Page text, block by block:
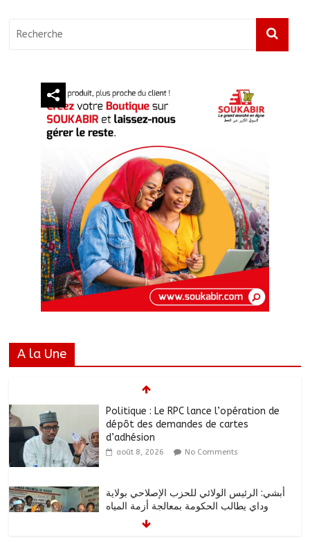
A la Une
Politique : Le RPC lance l’opération de
dépôt des demandes de cartes
d’adhésion
août 8, 2026 No Comments
أبشي: الرئيس الولائي للحزب الإصلاحي بولاية
وداي يطالب الحكومة بمعالجة أزمة المياه